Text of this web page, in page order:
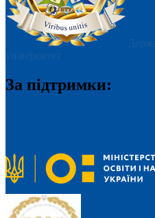
університет
За підтримки: